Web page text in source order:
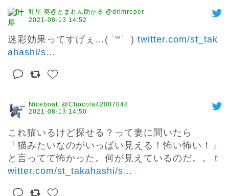
叶星 葵@とまれん助かる @drimreper
2021-08-13 14:52
迷彩効果ってすげぇ…( ˙꒳​˙  ) twitter.com/st_tak
ahashi/s…
Niceboat. @Chocola42007048
2021-08-13 14:50
これ猫いるけど探せる？って妻に聞いたら
「猫みたいなのがいっぱい見える！怖い怖い！」
と言ってて怖かった。何が見えているのだ。。 t
witter.com/st_takahashi/s…